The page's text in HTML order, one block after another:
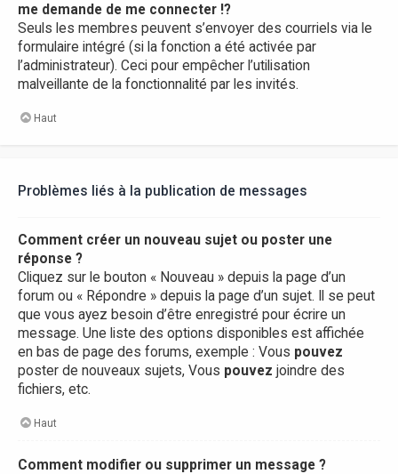
me demande de me connecter !?
Seuls les membres peuvent s’envoyer des courriels via le
formulaire intégré (si la fonction a été activée par
l’administrateur). Ceci pour empêcher l’utilisation
malveillante de la fonctionnalité par les invités.
Haut
Problèmes liés à la publication de messages
Comment créer un nouveau sujet ou poster une
réponse ?
Cliquez sur le bouton « Nouveau » depuis la page d’un
forum ou « Répondre » depuis la page d’un sujet. Il se peut
que vous ayez besoin d’être enregistré pour écrire un
message. Une liste des options disponibles est affichée
en bas de page des forums, exemple : Vous pouvez
poster de nouveaux sujets, Vous pouvez joindre des
fichiers, etc.
Haut
Comment modifier ou supprimer un message ?